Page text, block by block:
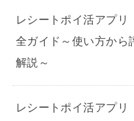
レシートポイ活アプ
全ガイド～使い方から
解説～
レシートポイ活アプリ